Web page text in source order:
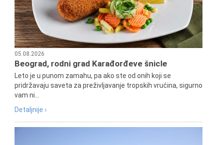
05.08.2026
Beograd, rodni grad Karađorđeve šnicle
Leto je u punom zamahu, pa ako ste od onih koji se
pridržavaju saveta za preživljavanje tropskih vrućina, sigurno
vam ni...
Detaljnije ›